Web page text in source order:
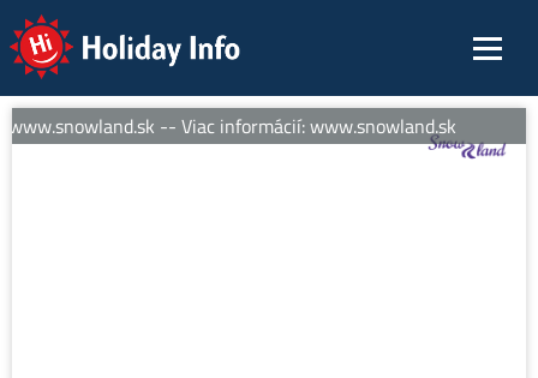
Holiday Info
-- Viac informácií: www.snowland.sk